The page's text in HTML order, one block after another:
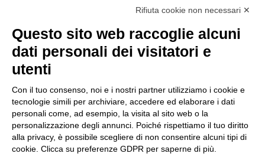
Copyright 2018 -Società Agricola I Sabbioni S.S
Viale Bologna 286/A - 47122 Forlì Italia
P.IVA 03760260400Informativa Privacy&Cookie Policy
Managed by Hi-Net
Gestisci consenso
Rifiuta cookie non necessari ✕
Questo sito web raccoglie alcuni
dati personali dei visitatori e
utenti
Con il tuo consenso, noi e i nostri partner utilizziamo i cookie e
tecnologie simili per archiviare, accedere ed elaborare i dati
personali come, ad esempio, la visita al sito web o la
personalizzazione degli annunci. Poiché rispettiamo il tuo diritto
alla privacy, è possibile scegliere di non consentire alcuni tipi di
cookie. Clicca su preferenze GDPR per saperne di più.